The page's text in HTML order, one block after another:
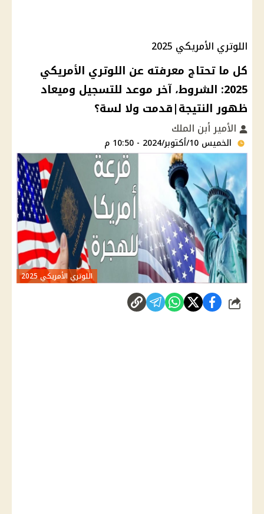
اللوتري الأمريكي 2025
كل ما تحتاج معرفته عن اللوتري الأمريكي
2025: الشروط، آخر موعد للتسجيل وميعاد
ظهور النتيجة|قدمت ولا لسة؟
الأمير أبن الملك
الخميس 10/أكتوبر/2024 - 10:50 م
اللوتري الأمريكي 2025
شارك